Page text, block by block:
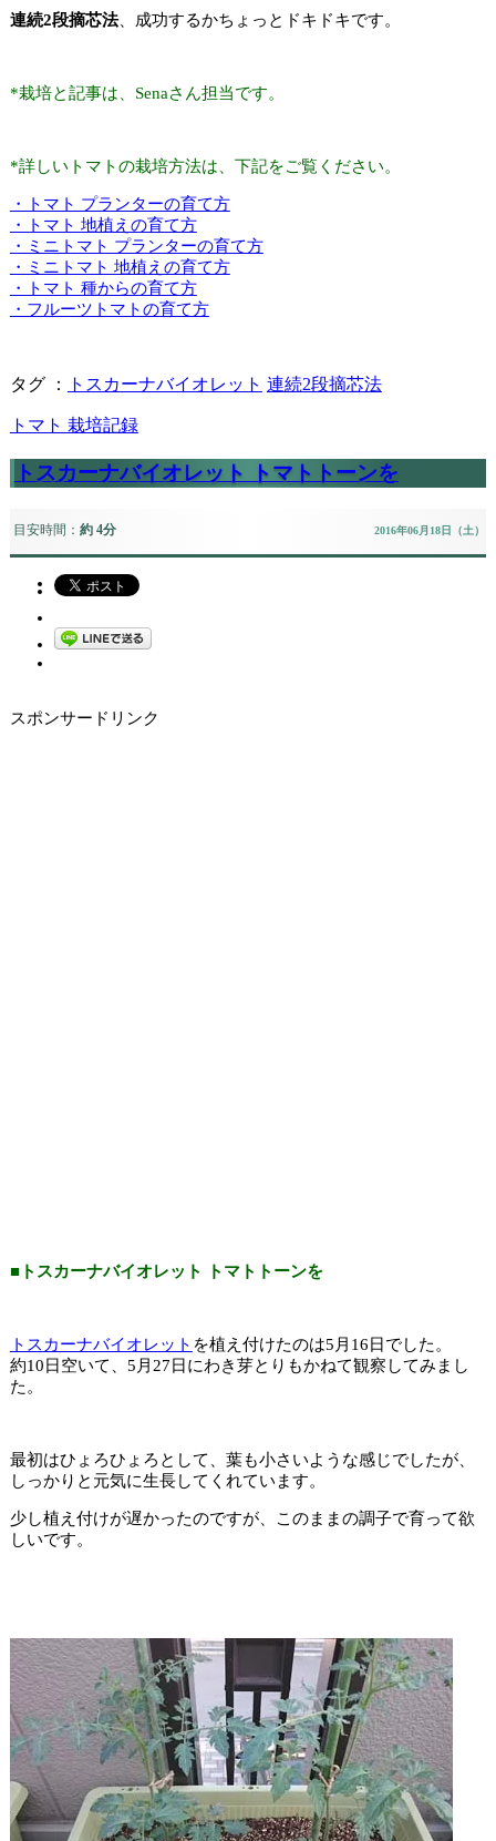
連続2段摘芯法、成功するかちょっとドキドキです。
*栽培と記事は、Senaさん担当です。
*詳しいトマトの栽培方法は、下記をご覧ください。
・トマト プランターの育て方
・トマト 地植えの育て方
・ミニトマト プランターの育て方
・ミニトマト 地植えの育て方
・トマト 種からの育て方
・フルーツトマトの育て方
タグ ： トスカーナバイオレット 連続2段摘芯法
トマト 栽培記録
トスカーナバイオレット トマトトーンを
目安時間： 約 4分 2016年06月18日（土）
スポンサードリンク
■トスカーナバイオレット トマトトーンを
トスカーナバイオレット を植え付けたのは5月16日でした。
約10日空いて、5月27日にわき芽とりもかねて観察してみまし
た。
最初はひょろひょろとして、葉も小さいような感じでしたが、
しっかりと元気に生長してくれています。
少し植え付けが遅かったのですが、このままの調子で育って欲
しいです。